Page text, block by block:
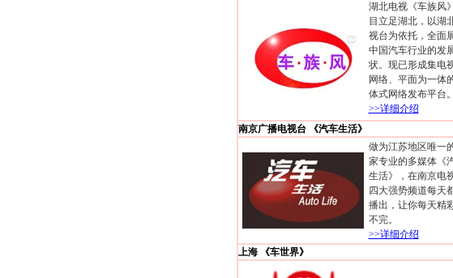
湖北电视《车族风
目立足湖北，以湖
视台为依托，全面
中国汽车行业的发
状。现已形成集电视
网络、平面为一体
体式网络发布平台。
>>详细介绍
南京广播电视台 《汽车生活》
做为江苏地区唯一
家专业的多媒体《
生活》，在南京电
四大强势频道每天
播出，让你每天精
不完。
>>详细介绍
上海 《车世界》